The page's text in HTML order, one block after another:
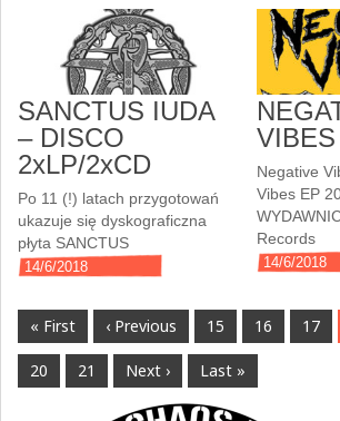
SANCTUS IUDA
– DISCO
2xLP/2xCD
Po 11 (!) latach przygotowań
ukazuje się dyskograficzna
płyta SANCTUS
14/6/2018
Negative
Vibes EP
Records
14/6/2018
« First ‹ Previous 15 16 17
20 21 Next › Last »